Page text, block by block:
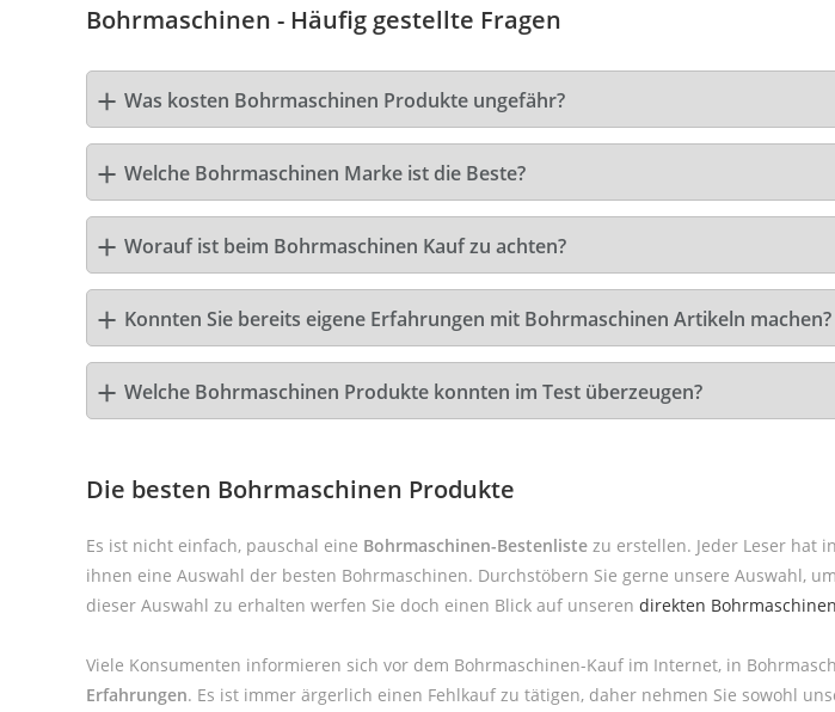
Bohrmaschinen - Häufig gestellte Fragen
Was kosten Bohrmaschinen Produkte ungefähr?
Welche Bohrmaschinen Marke ist die Beste?
Worauf ist beim Bohrmaschinen Kauf zu achten?
Konnten Sie bereits eigene Erfahrungen mit Bohrmaschinen Artikeln machen?
Welche Bohrmaschinen Produkte konnten im Test überzeugen?
Die besten Bohrmaschinen Produkte
Es ist nicht einfach, pauschal eine Bohrmaschinen-Bestenliste zu erstellen. Jeder Leser hat
ihnen eine Auswahl der besten Bohrmaschinen. Durchstöbern Sie gerne unsere Auswahl,
dieser Auswahl zu erhalten werfen Sie doch einen Blick auf unseren direkten
Viele Konsumenten informieren sich vor dem Bohrmaschinen-Kauf im Internet, in
Erfahrungen. Es ist immer ärgerlich einen Fehlkauf zu tätigen, daher nehmen Sie sowohl